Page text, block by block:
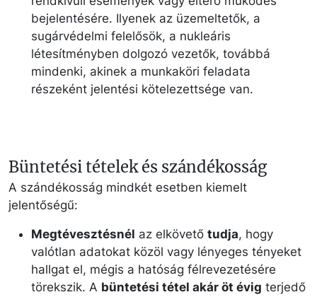
bejelentésére. Ilyenek az üzemeltetők, a
sugárvédelmi felelősök, a nukleáris
létesítményben dolgozó vezetők, továbbá
mindenki, akinek a munkaköri feladata
részeként jelentési kötelezettsége van.
Büntetési tételek és szándékosság
A szándékosság mindkét esetben kiemelt
jelentőségű:
Megtévesztésnél az elkövető tudja, hogy
valótlan adatokat közöl vagy lényeges tényeket
hallgat el, mégis a hatóság félrevezetésére
törekszik. A büntetési tétel akár öt évig terjedő